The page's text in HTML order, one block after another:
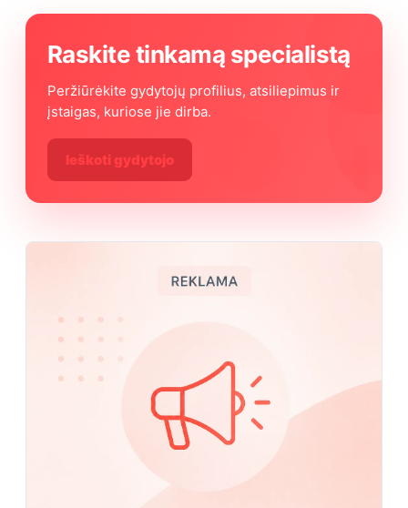
Raskite tinkamą specialistą
Peržiūrėkite gydytojų profilius, atsiliepimus ir
įstaigas, kuriose jie dirba.
Ieškoti gydytojo